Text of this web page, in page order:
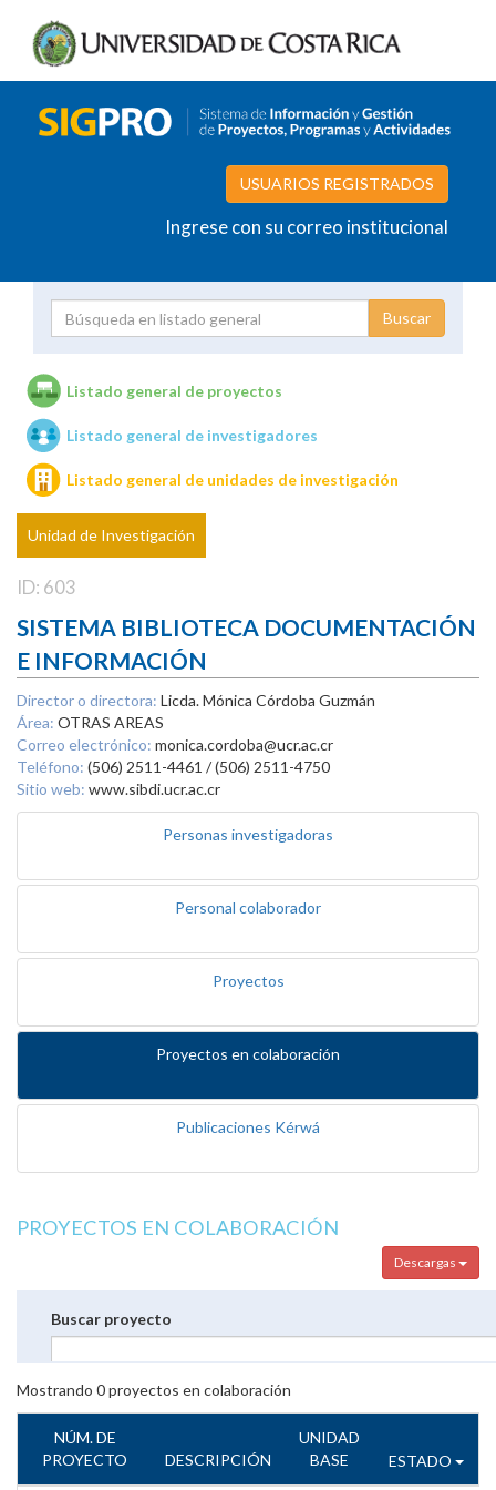
USUARIOS REGISTRADOS
Ingrese con su correo institucional
Unidades de investigación
Listado general de proyectos
Listado general de investigadores
Listado general de unidades de investigación
Unidad de Investigación
ID: 603
SISTEMA BIBLIOTECA DOCUMENTACIÓN
E INFORMACIÓN
Director o directora: Licda. Mónica Córdoba Guzmán
Área: OTRAS AREAS
Correo electrónico: monica.cordoba@ucr.ac.cr
Teléfono: (506) 2511-4461 / (506) 2511-4750
Sitio web: www.sibdi.ucr.ac.cr
Personas investigadoras
Personal colaborador
Proyectos
Proyectos en colaboración
Publicaciones Kérwá
PROYECTOS EN COLABORACIÓN
Descargas
Buscar proyecto
Mostrando 0proyectos en colaboración
NÚM. DE
PROYECTO
DESCRIPCIÓN
UNIDAD
BASE
ESTADO